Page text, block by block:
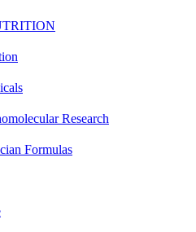
Research
Formulas